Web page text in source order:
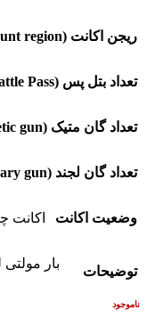
ریجن اکانت (Account region)
تعداد بتل پس (Battle Pass)
تعداد گان متیک (Metic gun)
تعداد گان لجند (Legendary gun)
وضعیت اکانت اکانت
توضیحات
ناموجود